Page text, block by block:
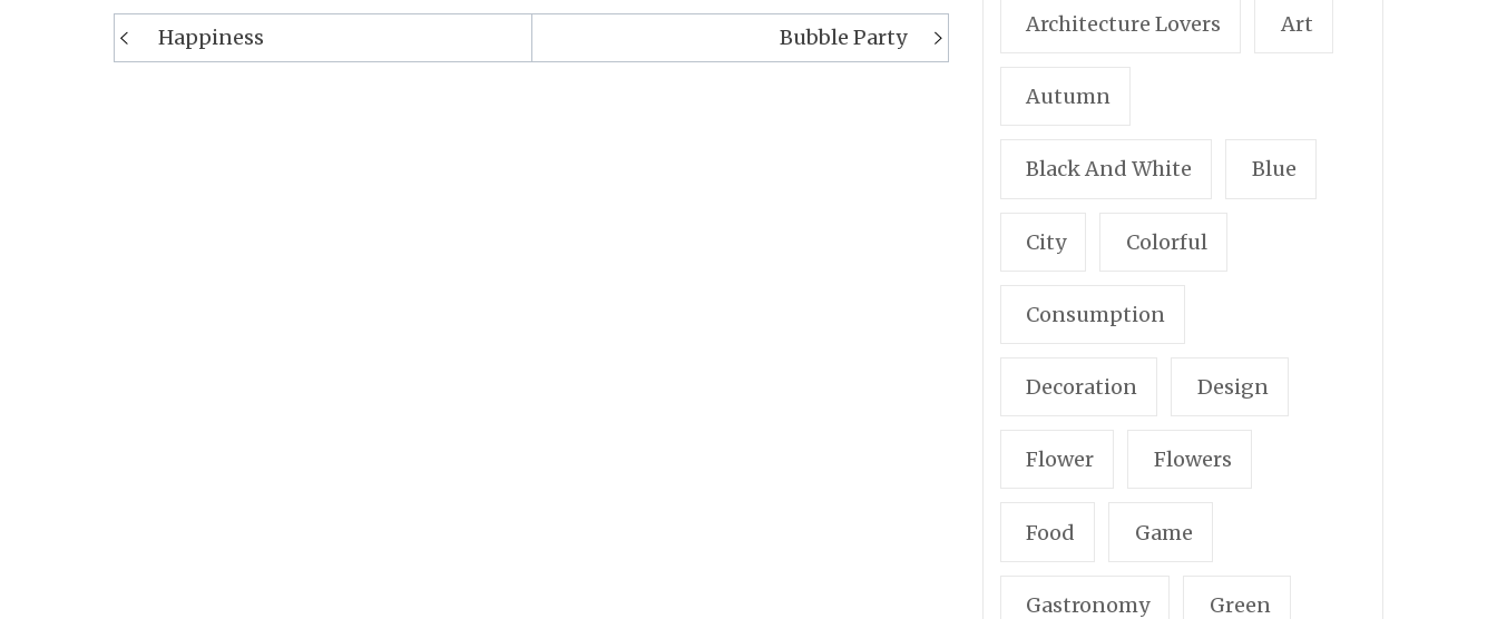
Navigation
de
Happiness Bubble Party
Architecture Lovers Art
Autumn
Black And White Blue
City Colorful
Consumption
Decoration Design
Flower Flowers
Food Game
Gastronomy Green